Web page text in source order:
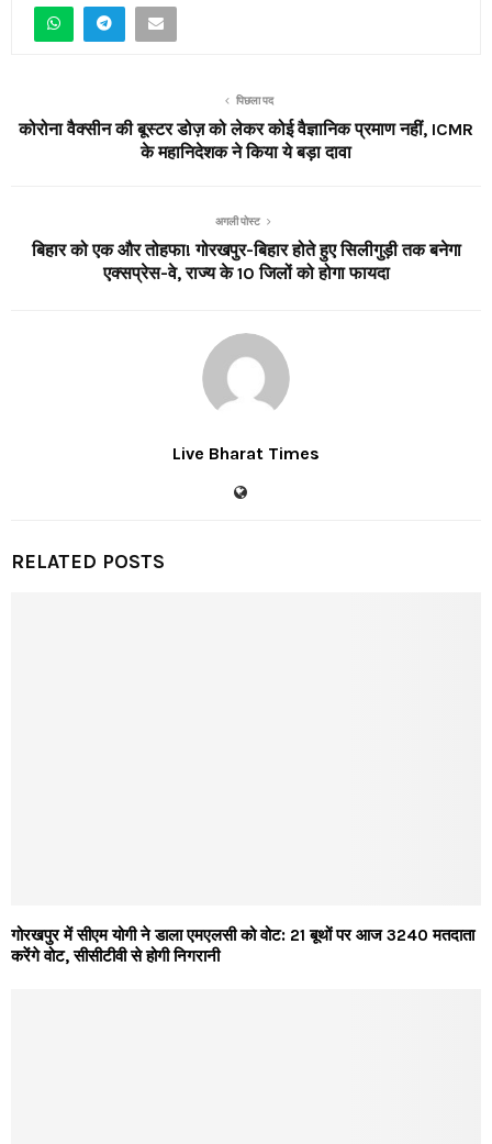
पिछला पद
कोरोना वैक्सीन की बूस्टर डोज़ को लेकर कोई वैज्ञानिक प्रमाण नहीं, ICMR
के महानिदेशक ने किया ये बड़ा दावा
अगली पोस्ट
बिहार को एक और तोहफा! गोरखपुर-बिहार होते हुए सिलीगुड़ी तक बनेगा
एक्सप्रेस-वे, राज्य के 10 जिलों को होगा फायदा
Live Bharat Times
RELATED POSTS
गोरखपुर में सीएम योगी ने डाला एमएलसी को वोट: 21 बूथों पर आज 3240 मतदाता
करेंगे वोट, सीसीटीवी से होगी निगरानी